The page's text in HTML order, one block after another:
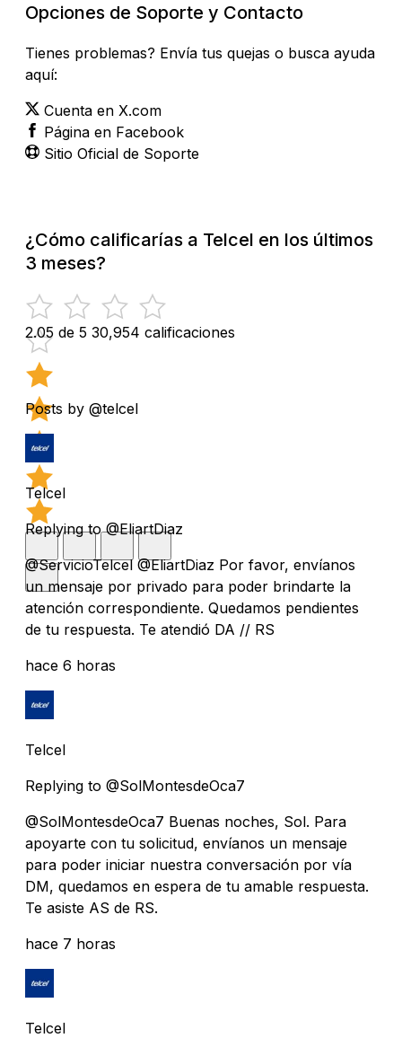
Opciones de Soporte y Contacto
Tienes problemas? Envía tus quejas o busca ayuda
aquí:
Cuenta en X.com
Página en Facebook
Sitio Oficial de Soporte
¿Cómo calificarías a Telcel en los últimos
3 meses?
2.05 de 5 30,954 calificaciones
Posts by @telcel
Telcel
Replying to @EliartDiaz
@ServicioTelcel @EliartDiaz Por favor, envíanos
un mensaje por privado para poder brindarte la
atención correspondiente. Quedamos pendientes
de tu respuesta. Te atendió DA // RS
hace 6 horas
Telcel
Replying to @SolMontesdeOca7
@SolMontesdeOca7 Buenas noches, Sol. Para
apoyarte con tu solicitud, envíanos un mensaje
para poder iniciar nuestra conversación por vía
DM, quedamos en espera de tu amable respuesta.
Te asiste AS de RS.
hace 7 horas
Telcel